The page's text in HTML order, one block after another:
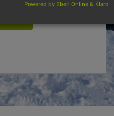
Powered by Eberl Online & Klaro